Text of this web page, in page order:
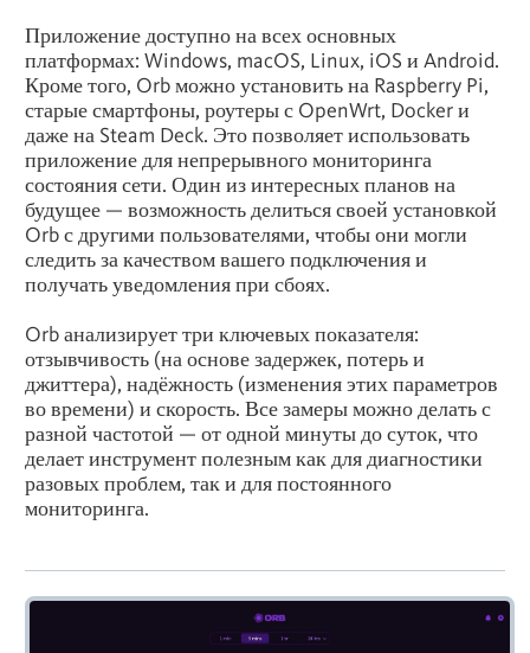
Приложение доступно на всех основных
платформах: Windows, macOS, Linux, iOS и Android.
Кроме того, Orb можно установить на Raspberry Pi,
старые смартфоны, роутеры с OpenWrt, Docker и
даже на Steam Deck. Это позволяет использовать
приложение для непрерывного мониторинга
состояния сети. Один из интересных планов на
будущее — возможность делиться своей установкой
Orb с другими пользователями, чтобы они могли
следить за качеством вашего подключения и
получать уведомления при сбоях.
Orb анализирует три ключевых показателя:
отзывчивость (на основе задержек, потерь и
джиттера), надёжность (изменения этих параметров
во времени) и скорость. Все замеры можно делать с
разной частотой — от одной минуты до суток, что
делает инструмент полезным как для диагностики
разовых проблем, так и для постоянного
мониторинга.